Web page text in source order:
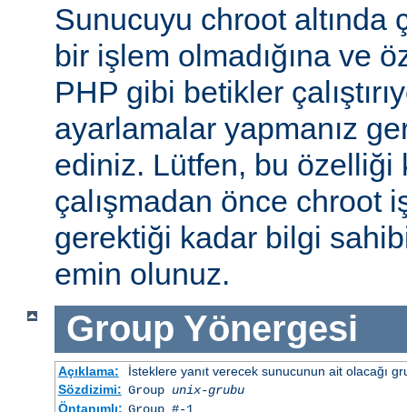
Sunucuyu chroot altında
bir işlem olmadığına ve
PHP gibi betikler
ayarlamalar yapmanız
ediniz. Lütfen, bu özelliği
çalışmadan önce chroot
gerektiği kadar bilgi
emin olunuz.
Group Yönergesi
Açıklama:
İsteklere yanıt verecek sunucunun ait olacağı
Sözdizimi: Group unix-grubu
Öntanımlı: